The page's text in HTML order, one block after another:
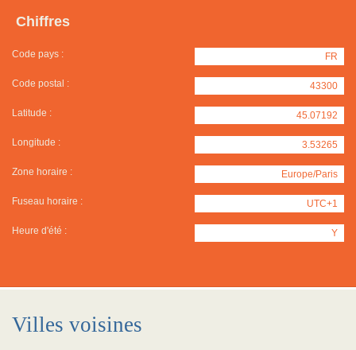
Chiffres
Code pays : FR
Code postal : 43300
Latitude : 45.07192
Longitude : 3.53265
Zone horaire : Europe/Paris
Fuseau horaire : UTC+1
Heure d'été : Y
Villes voisines